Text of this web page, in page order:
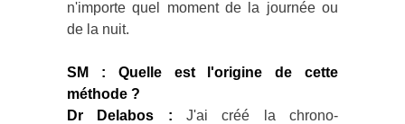
n'importe quel moment de la journée ou
de la nuit.
SM : Quelle est l'origine de cette
méthode ?
Dr Delabos : J'ai créé la chrono-